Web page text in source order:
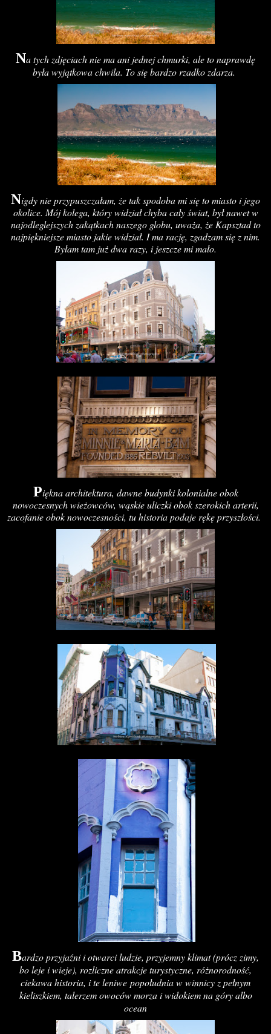
Na tych zdjęciach nie ma ani jednej chmurki, ale to naprawdę
była wyjątkowa chwila. To się bardzo rzadko zdarza.
Nigdy nie przypuszczałam, że tak spodoba mi się to miasto i jego
okolice. Mój kolega, który widział chyba cały świat, był nawet w
najodleglejszych zakątkach naszego globu, uważa, że Kapsztad to
najpiękniejsze miasto jakie widział. I ma rację, zgadzam się z nim.
Byłam tam już dwa razy, i jeszcze mi mało.
Piękna architektura, dawne budynki kolonialne obok
nowoczesnych wieżowców, wąskie uliczki obok szerokich arterii,
zacofanie obok nowoczesności, tu historia podaje rękę przyszłości.
Bardzo przyjaźni i otwarci ludzie, przyjemny klimat (prócz zimy,
bo leje i wieje), rozliczne atrakcje turystyczne, różnorodność,
ciekawa historia, i te leniwe popołudnia w winnicy z pełnym
kieliszkiem, talerzem owoców morza i widokiem na góry albo
ocean